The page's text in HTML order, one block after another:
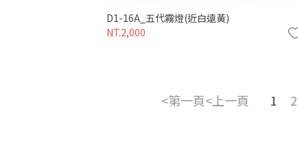
D1-16A_五代霧燈(近白遠黃)
NT.2,000
第一頁 上一頁 1 2